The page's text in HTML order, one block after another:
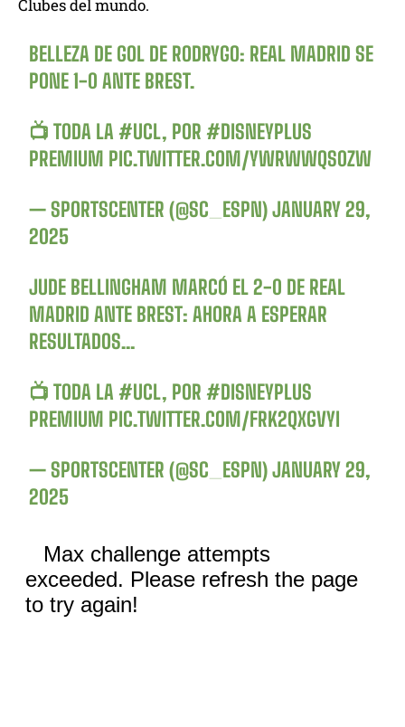
Clubes del mundo.
BELLEZA DE GOL DE RODRYGO: REAL MADRID SE
PONE 1-0 ANTE BREST.
📺 TODA LA#UCL, POR#DISNEYPLUS
PREMIUM PIC.TWITTER.COM/YWRWWQS0ZW
— SPORTSCENTER (@SC_ESPN)JANUARY 29,
2025
JUDE BELLINGHAM MARCÓ EL 2-0 DE REAL
MADRID ANTE BREST: AHORA A ESPERAR
RESULTADOS…
📺 TODA LA#UCL, POR#DISNEYPLUS
PREMIUM PIC.TWITTER.COM/FRK2QXGVYI
— SPORTSCENTER (@SC_ESPN)JANUARY 29,
2025